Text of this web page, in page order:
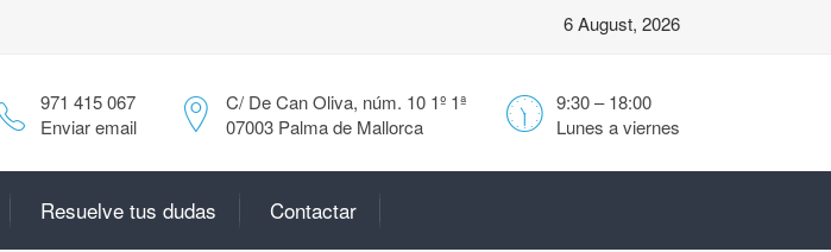
6 August, 2026
9:30 – 18:00
Lunes a viernes
C/ De Can Oliva, núm. 10 1º 1ª
07003 Palma de Mallorca
971 415 067
Enviar email
Resuelve tus dudas Contactar